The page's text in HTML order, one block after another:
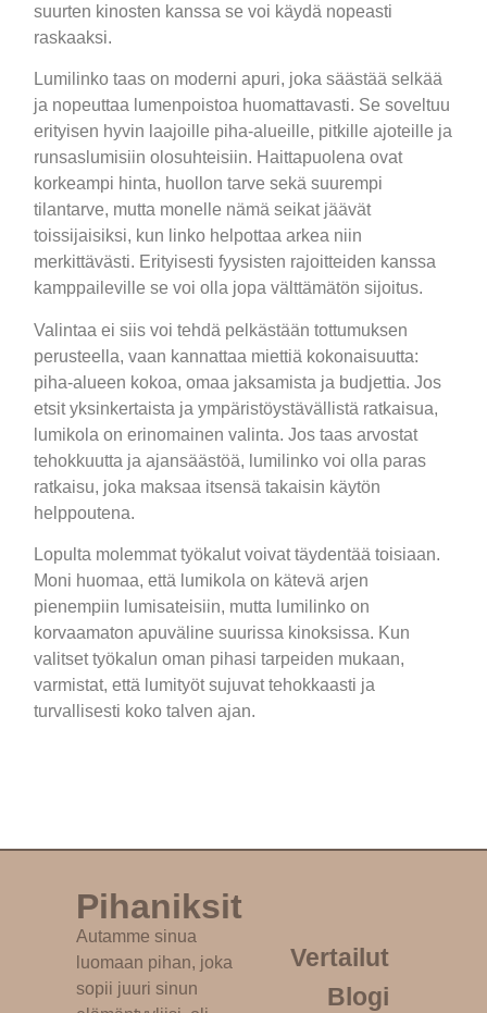
suurten kinosten kanssa se voi käydä nopeasti
raskaaksi.
Lumilinko taas on moderni apuri, joka säästää selkää
ja nopeuttaa lumenpoistoa huomattavasti. Se soveltuu
erityisen hyvin laajoille piha-alueille, pitkille ajoteille ja
runsaslumisiin olosuhteisiin. Haittapuolena ovat
korkeampi hinta, huollon tarve sekä suurempi
tilantarve, mutta monelle nämä seikat jäävät
toissijaisiksi, kun linko helpottaa arkea niin
merkittävästi. Erityisesti fyysisten rajoitteiden kanssa
kamppaileville se voi olla jopa välttämätön sijoitus.
Valintaa ei siis voi tehdä pelkästään tottumuksen
perusteella, vaan kannattaa miettiä kokonaisuutta:
piha-alueen kokoa, omaa jaksamista ja budjettia. Jos
etsit yksinkertaista ja ympäristöystävällistä ratkaisua,
lumikola on erinomainen valinta. Jos taas arvostat
tehokkuutta ja ajansäästöä, lumilinko voi olla paras
ratkaisu, joka maksaa itsensä takaisin käytön
helppoutena.
Lopulta molemmat työkalut voivat täydentää toisiaan.
Moni huomaa, että lumikola on kätevä arjen
pienempiin lumisateisiin, mutta lumilinko on
korvaamaton apuväline suurissa kinoksissa. Kun
valitset työkalun oman pihasi tarpeiden mukaan,
varmistat, että lumityöt sujuvat tehokkaasti ja
turvallisesti koko talven ajan.
Pihaniksit
Autamme sinua
luomaan pihan, joka
sopii juuri sinun
Vertailut
Blogi